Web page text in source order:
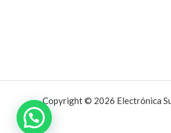
Copyright © 2026 Electrónica